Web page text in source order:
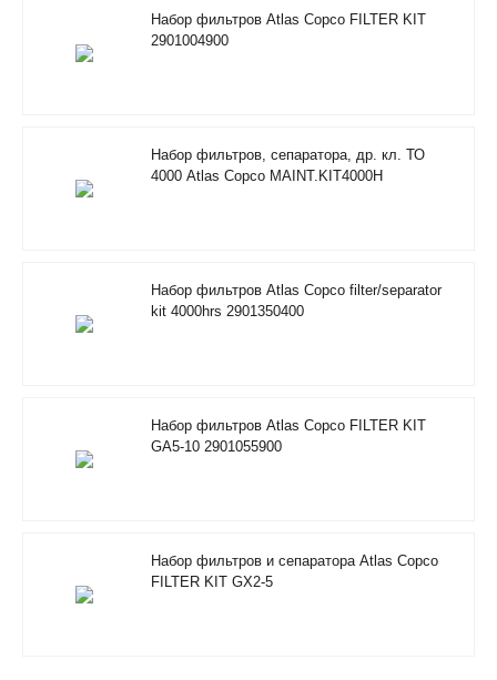
Набор фильтров Atlas Copco FILTER KIT
2901004900
Набор фильтров, сепаратора, др. кл. ТО
4000 Atlas Copco MAINT.KIT4000H
Набор фильтров Atlas Copco filter/separator
kit 4000hrs 2901350400
Набор фильтров Atlas Copco FILTER KIT
GA5-10 2901055900
Набор фильтров и сепаратора Atlas Copco
FILTER KIT GX2-5